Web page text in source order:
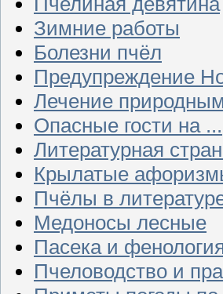
Зимние работы
Болезни пчёл
Предупреждение
Лечение
Опасные гости на ...
Литературная
Крылатые
Пчёлы в
Медоносы лесные
Пасека и
Пчеловодство и